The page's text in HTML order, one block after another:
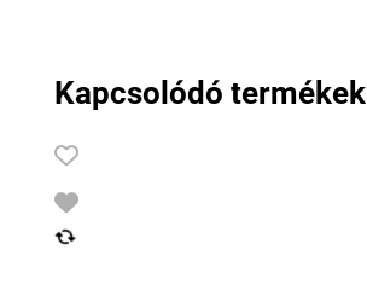
Kapcsolódó termékek